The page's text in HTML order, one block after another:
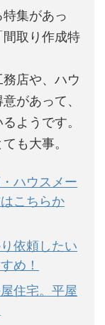
集があっ
取り作成特
店や、ハウ
があって、
ようです。
も大事。
ハウスメー
こちらか
依頼したい
め！
住宅。平屋